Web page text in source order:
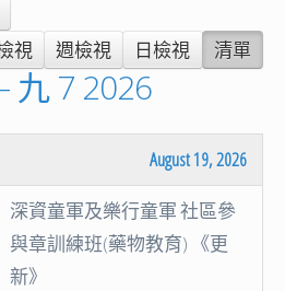
視 週檢視 日檢視 清單
九 7 2026
August 19, 2026
深資童軍及樂行童軍 社區參
與章訓練班(藥物教育) 《更
新》